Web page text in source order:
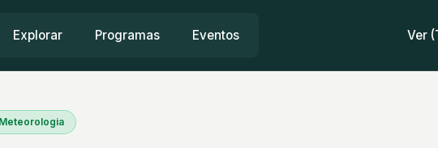
Explorar Programas Eventos Ver